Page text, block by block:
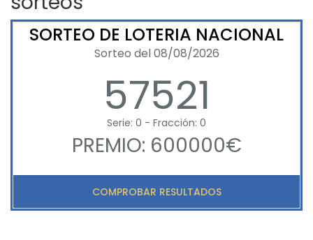
SORTEO DE LOTERIA NACIONAL
Sorteo del 08/08/2026
57521
Serie: 0 - Fracción: 0
PREMIO: 600000€
COMPROBAR RESULTADOS